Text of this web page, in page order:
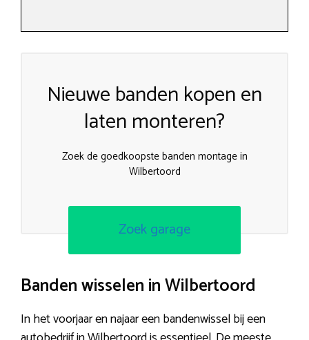
Nieuwe banden kopen en
laten monteren?
Zoek de goedkoopste banden montage in
Wilbertoord
Zoek garage
Banden wisselen in Wilbertoord
In het voorjaar en najaar een bandenwissel bij een